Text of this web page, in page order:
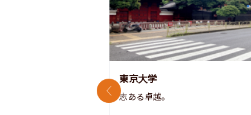
東京大学
志ある卓越。
前のスライド